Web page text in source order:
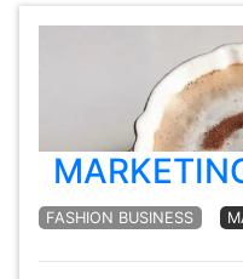
FASHION BUSINESS